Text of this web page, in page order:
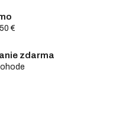
€
zdarma